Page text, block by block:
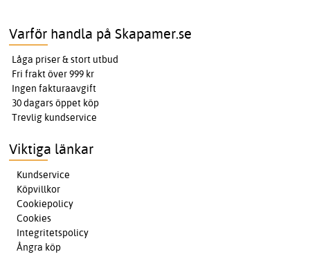
Varför handla på Skapamer.se
Låga priser & stort utbud
Fri frakt över 999 kr
Ingen fakturaavgift
30 dagars öppet köp
Trevlig kundservice
Viktiga länkar
Kundservice
Köpvillkor
Cookiepolicy
Cookies
Integritetspolicy
Ångra köp